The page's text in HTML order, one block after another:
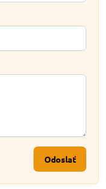
Odoslať